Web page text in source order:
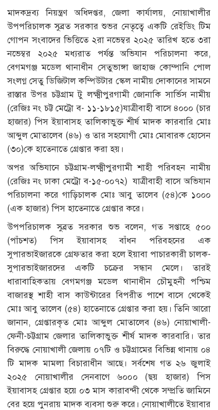
মাদকদ্রব্য নিয়ন্ত্রণ অধিদপ্তর, জেলা কার্যালয়, নোয়াখালীর
উপপরিচালক সুব্রত সরকার শুভর নেতৃত্বে একটি রেইডিং টিম
গোপন সংবাদের ভিত্তিতে ২রা নভেম্বর ২০২৫ তারিখ হতে ৩রা
নভেম্বর ২০২৫ মধ্যরাত পর্যন্ত অভিযান পরিচালনা করে,
বেগমগঞ্জ মডেল থানাধীন সেতুভাঙ্গা জাহাজ কোম্পানি পোল
সংলগ্ন সেতু ডিজিটাল কম্পিউটার স্কেল নামীয় দোকানের সামনে
রাস্তার উপর চট্টগ্রাম টু লক্ষ্মীপুরগামী জোনাকি সার্ভিস নামীয়
(রেজিঃ নং চট্ট মেট্রো ব- ১১-১৮১৫)যাত্রীবাহী বাসে ৪০০০ (চার
হাজার) পিস ইয়াবাসহ তালিকাভুক্ত শীর্ষ মাদক কারবারি মোঃ
আব্দুল মোতালেব (৪৬) ও তার সহযোগী মোঃ মোবারক হোসেন
(৩০)কে হাতেনাতে গ্রেপ্তার করা হয়।
অপর অভিযানে চট্টগ্রাম-লক্ষ্মীপুরগামী শাহী পরিবহন নামীয়
(রেজিঃ নং ঢাকা মেট্রো ব-১৫-০০৭২) যাত্রীবাহী বাসে অভিযান
পরিচালনা করে গাড়িচালক মোঃ আবু তালেব (৫৪)কে ১০০০
(এক হাজার) পিস হাতেনাতে গ্রেপ্তার করে।
উপপরিচালক সুব্রত সরকার শুভ বলেন, গত সপ্তাহে ৫০০
(পাঁচশত) পিস ইয়াবাসহ বাঁধন পরিবহনের এক
সুপারভাইজারকে গ্রেফতার করা হলে ইয়াবা পাচারকারী চালক-
সুপারভাইজারদের একটি চক্রের সন্ধান মেলে। তারই
ধারাবাহিকতায় বেগমগঞ্জ মডেল থানাধীন চৌমুহনী পশ্চিম
বাজারস্থ শাহী বাস কাউন্টারের বিপরীত পাশে বাসে থেকেই
মোঃ আবু তালেব (৫৪) হাতেনাতে গ্রেপ্তার করা হয়। তিনি আরো
জানান, গ্রেপ্তারকৃত মোঃ আব্দুল মোতালেব (৪৬) নোয়াখালী-
ফেনী-চট্টগ্রাম জেলার তালিকাভুক্ত শীর্ষ মাদক কারবারি। তার
বিরুদ্ধে নোয়াখালী জেলায় ০৭টি ও চট্টগ্রামের বিভিন্ন থানায় ০৪
টি মাদক মামলা বিচারাধীন আছে। সর্বশেষ গত ২৬ জুলাই
২০২৫ নোয়াখালীর সেনবাগে ৬০০০ (ছয় হাজার) পিস
ইয়াবাসহ গ্রেপ্তার হয়ে ০৩ মাস কারাবন্দী থেকে সম্প্রতি জামিনে
বের হয়ে পুনরায় মাদক ব্যবসা শুরু করে। নোয়াখালীতে ইয়াবার